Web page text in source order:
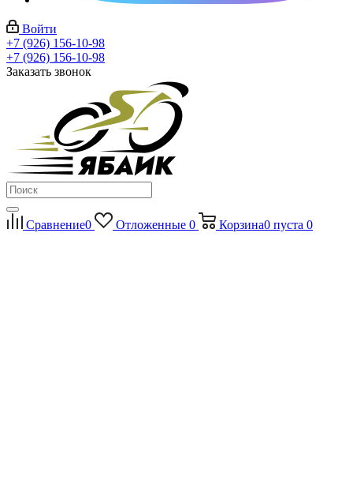
Войти
+7 (926) 156-10-98
+7 (926) 156-10-98
Заказать звонок
Сравнение0 Отложенные 0 Корзина0 пуста 0